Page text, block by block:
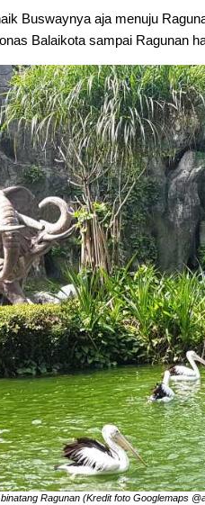
Buswaynya aja menuju
Balaikota sampai Ragunan
Ragunan (Kredit foto Googlemaps